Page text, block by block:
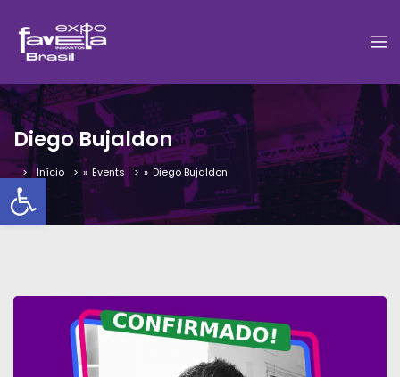
Barra de Ferramentas
Diego Bujaldon
Início » Events » Diego Bujaldon